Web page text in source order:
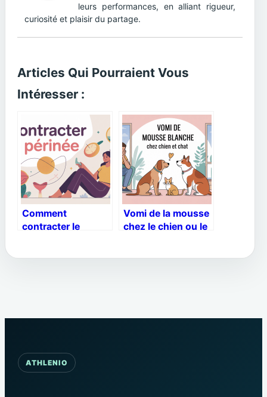
leurs performances, en alliant rigueur,
curiosité et plaisir du partage.
Articles Qui Pourraient Vous
Intéresser :
Comment
contracter le
Vomi de la mousse
chez le chien ou le
ATHLENIO